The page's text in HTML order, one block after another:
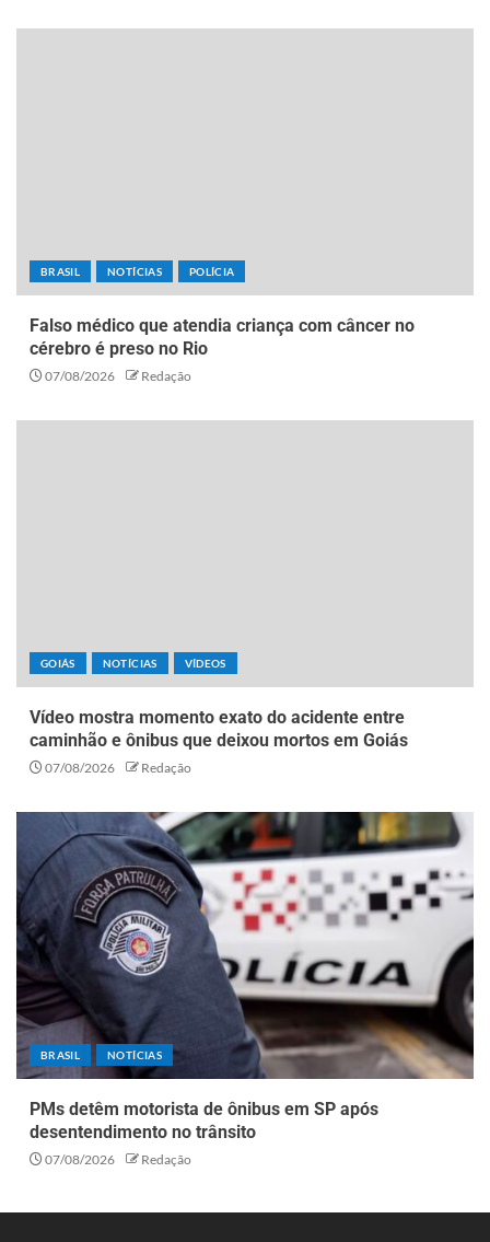
BRASIL NOTÍCIAS POLÍCIA
Falso médico que atendia criança com câncer no
cérebro é preso no Rio
07/08/2026 Redação
GOIÁS NOTÍCIAS VÍDEOS
Vídeo mostra momento exato do acidente entre
caminhão e ônibus que deixou mortos em Goiás
07/08/2026 Redação
BRASIL NOTÍCIAS
PMs detêm motorista de ônibus em SP após
desentendimento no trânsito
07/08/2026 Redação